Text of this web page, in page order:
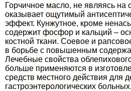
Горчичное масло, не являясь на
оказывает ощутимый
эффект. Кунжутное, кроме
содержит фосфор и кальций –
костной ткани. Соевое и
в борьбе с повышенным
Лечебные свойства
больше применяются в
средств местного действия для
гастроэнтерологических больных.